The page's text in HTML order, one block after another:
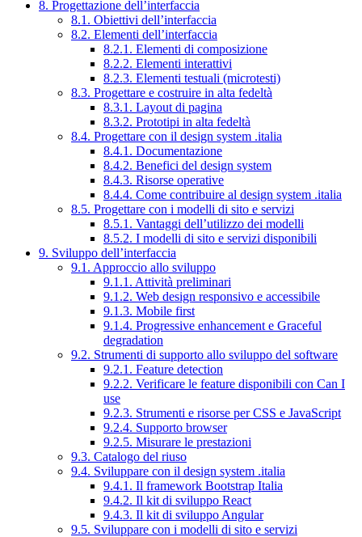
8. Progettazione dell’interfaccia
8.1. Obiettivi dell’interfaccia
8.2. Elementi dell’interfaccia
8.2.1. Elementi di composizione
8.2.2. Elementi interattivi
8.2.3. Elementi testuali (microtesti)
8.3. Progettare e costruire in alta fedeltà
8.3.1. Layout di pagina
8.3.2. Prototipi in alta fedeltà
8.4. Progettare con il design system .italia
8.4.1. Documentazione
8.4.2. Benefici del design system
8.4.3. Risorse operative
8.4.4. Come contribuire al design system .italia
8.5. Progettare con i modelli di sito e servizi
8.5.1. Vantaggi dell’utilizzo dei modelli
8.5.2. I modelli di sito e servizi disponibili
9. Sviluppo dell’interfaccia
9.1. Approccio allo sviluppo
9.1.1. Attività preliminari
9.1.2. Web design responsivo e accessibile
9.1.3. Mobile first
9.1.4. Progressive enhancement e Graceful
degradation
9.2. Strumenti di supporto allo sviluppo del software
9.2.1. Feature detection
9.2.2. Verificare le feature disponibili con Can I
use
9.2.3. Strumenti e risorse per CSS e JavaScript
9.2.4. Supporto browser
9.2.5. Misurare le prestazioni
9.3. Catalogo del riuso
9.4. Sviluppare con il design system .italia
9.4.1. Il framework Bootstrap Italia
9.4.2. Il kit di sviluppo React
9.4.3. Il kit di sviluppo Angular
9.5. Sviluppare con i modelli di sito e servizi